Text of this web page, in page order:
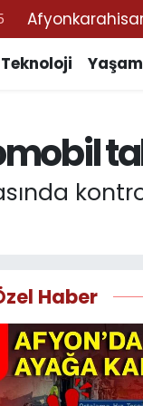
Teknoloji Yaşam
Haber